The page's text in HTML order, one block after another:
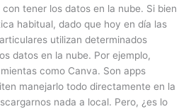
tener los datos en la nube. Si bien
habitual, dado que hoy en día las
utilizan determinados
datos en la nube. Por ejemplo,
como Canva. Son apps
manejarlo todo directamente en la
nada a local. Pero, ¿es lo